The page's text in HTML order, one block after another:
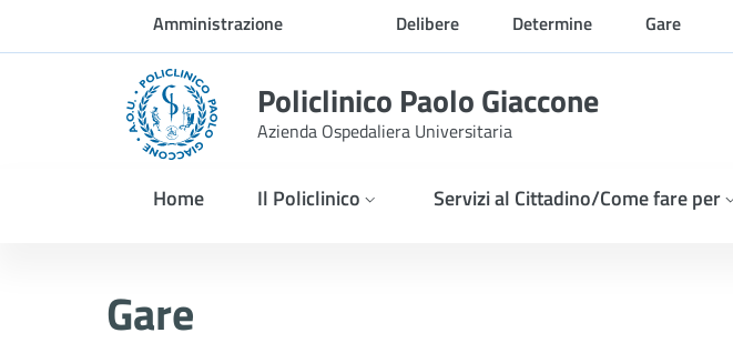
Skip to Main ContentAmministrazione
trasparente
Delibere Determine Gare
Policlinico Paolo Giaccone
Azienda Ospedaliera Universitaria
Home Il Policlinico Servizi al Cittadino/Come fare per
Gare